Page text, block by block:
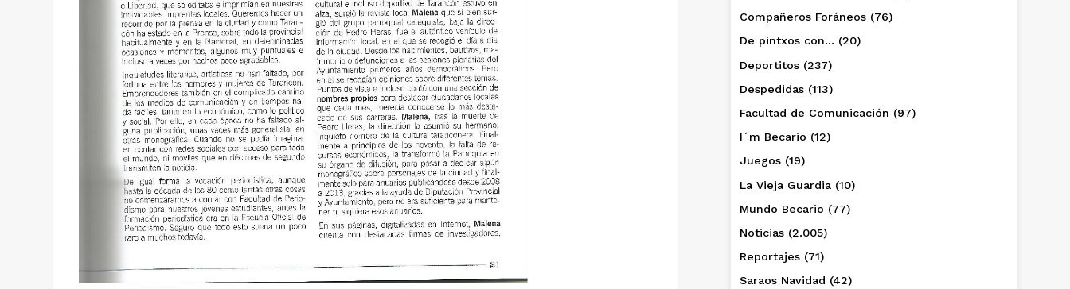
Compañeros Foráneos (76)
De pintxos con… (20)
Deportitos (237)
Despedidas (113)
Facultad de Comunicación (97)
I´m Becario (12)
Juegos (19)
La Vieja Guardia (10)
Mundo Becario (77)
Noticias (2.005)
Reportajes (71)
Saraos Navidad (42)